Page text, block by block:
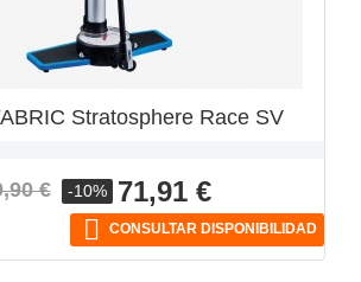
Stratosphere Race SV
€ -10% Precio
71,91 €
 CONSULTAR DISPONIBILIDAD